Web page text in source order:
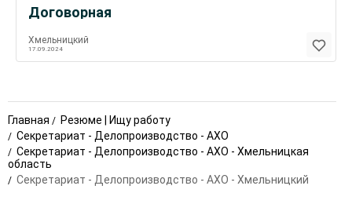
Договорная
Хмельницкий
17.09.2024
Главная
Резюме | Ищу работу
Секретариат - Делопроизводство - АХО
Секретариат - Делопроизводство - АХО - Хмельницкая
область
Секретариат - Делопроизводство - АХО - Хмельницкий